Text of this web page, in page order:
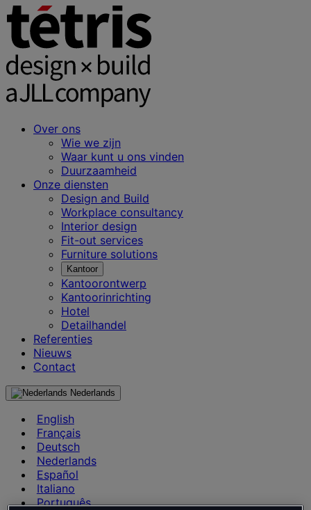
Over ons
Wie we zijn
Waar kunt u ons vinden
Duurzaamheid
Onze diensten
Design and Build
Workplace consultancy
Interior design
Fit-out services
Furniture solutions
Kantoor
Kantoorontwerp
Kantoorinrichting
Hotel
Detailhandel
Referenties
Nieuws
Contact
Nederlands
English
Français
Deutsch
Nederlands
Español
Italiano
Português